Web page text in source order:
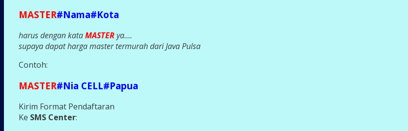
MASTER#Nama#Kota
harus dengan kataMASTERya….
supaya dapat harga master termurah dari Java Pulsa
Contoh:
MASTER#Nia CELL#Papua
Kirim Format Pendaftaran
Ke SMS Center: